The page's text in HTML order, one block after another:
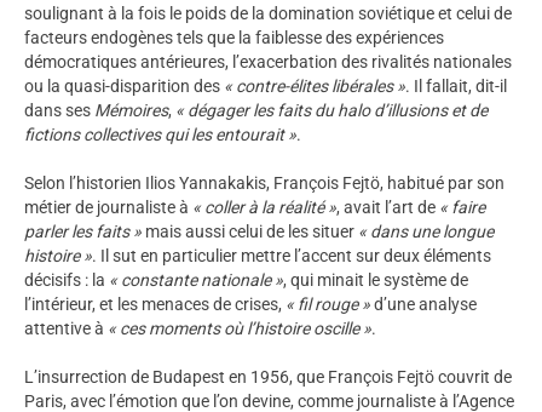
soulignant à la fois le poids de la domination soviétique et celui de
facteurs endogènes tels que la faiblesse des expériences
démocratiques antérieures, l’exacerbation des rivalités nationales
ou la quasi-disparition des « contre-élites libérales ». Il fallait, dit-il
dans ses Mémoires, « dégager les faits du halo d’illusions et de
fictions collectives qui les entourait ».
Selon l’historien Ilios Yannakakis, François Fejtö, habitué par son
métier de journaliste à « coller à la réalité », avait l’art de « faire
parler les faits » mais aussi celui de les situer « dans une longue
histoire ». Il sut en particulier mettre l’accent sur deux éléments
décisifs : la « constante nationale », qui minait le système de
l’intérieur, et les menaces de crises, « fil rouge »d’une analyse
attentive à « ces moments où l’histoire oscille ».
L’insurrection de Budapest en 1956, que François Fejtö couvrit de
Paris, avec l’émotion que l’on devine, comme journaliste à l’Agence